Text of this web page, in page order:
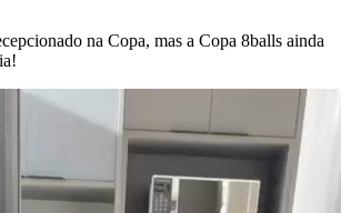
na Copa, mas a Copa 8balls ainda